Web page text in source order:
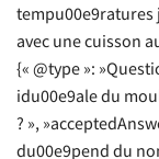
tempu00e9ratures
avec une cuisson
{« @type »:
idu00e9ale du
? »,
du00e9pend du